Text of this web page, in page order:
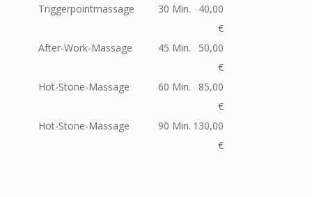
Triggerpointmassage
30 Min.
40,00
€
After-Work-Massage
45 Min.
50,00
€
Hot-Stone-Massage
60 Min.
85,00
€
Hot-Stone-Massage
90 Min. 130,00
€